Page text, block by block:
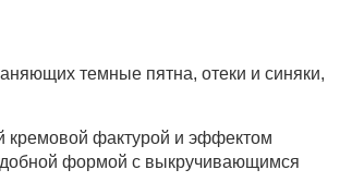
темные пятна, отеки и синяки,
кремовой фактурой и эффектом
формой с выкручивающимся